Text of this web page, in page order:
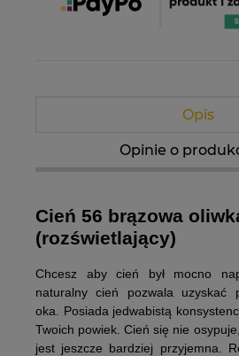
Opis
Opinie o
Cień 56 brązowa
(rozświetlający)
Chcesz aby cień był mocno
naturalny cień pozwala uzyskać
oka. Posiada jedwabistą
Twoich powiek. Cień się nie
jest jeszcze bardziej przyjemna.